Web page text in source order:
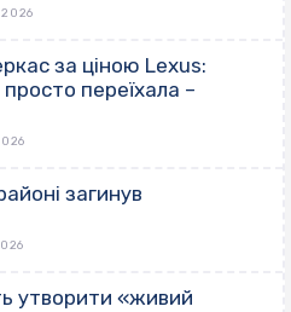
за ціною Lexus:
переїхала –
загинув
утворити «живий